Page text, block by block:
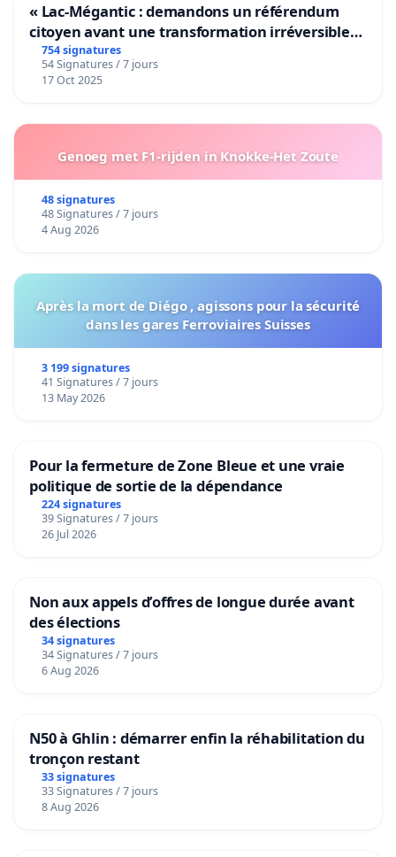
« Lac-Mégantic : demandons un référendum
citoyen avant une transformation irréversible
de notre territoire »
754 signatures
54 Signatures / 7 jours
17 Oct 2025
Genoeg met F1-rijden in Knokke-Het Zoute
48 signatures
48 Signatures / 7 jours
4 Aug 2026
Après la mort de Diégo , agissons pour la sécurité
dans les gares Ferroviaires Suisses
3 199 signatures
41 Signatures / 7 jours
13 May 2026
Pour la fermeture de Zone Bleue et une vraie
politique de sortie de la dépendance
224 signatures
39 Signatures / 7 jours
26 Jul 2026
Non aux appels d’offres de longue durée avant
des élections
34 signatures
34 Signatures / 7 jours
6 Aug 2026
N50 à Ghlin : démarrer enfin la réhabilitation du
tronçon restant
33 signatures
33 Signatures / 7 jours
8 Aug 2026